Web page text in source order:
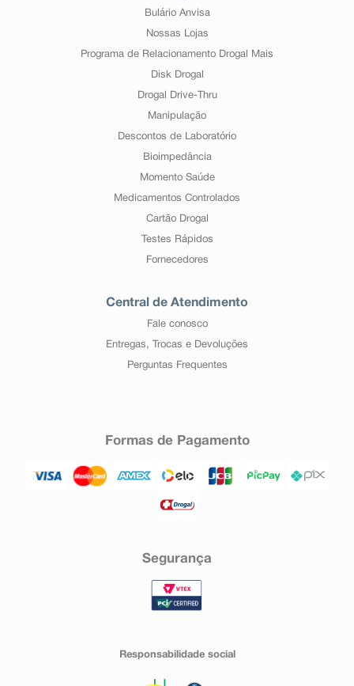
Bulário Anvisa
Nossas Lojas
Programa de Relacionamento Drogal Mais
Disk Drogal
Drogal Drive-Thru
Manipulação
Descontos de Laboratório
Bioimpedância
Momento Saúde
Medicamentos Controlados
Cartão Drogal
Testes Rápidos
Fornecedores
Central de Atendimento
Fale conosco
Entregas, Trocas e Devoluções
Perguntas Frequentes
Formas de Pagamento
Segurança
Responsabilidade social